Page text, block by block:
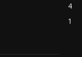
4
1